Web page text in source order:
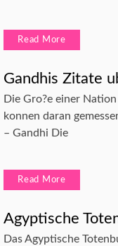
Read More
Gandhis Zitate
Die Gro?e einer
konnen daran
– Gandhi Die
Read More
Agyptische
Das Agyptische